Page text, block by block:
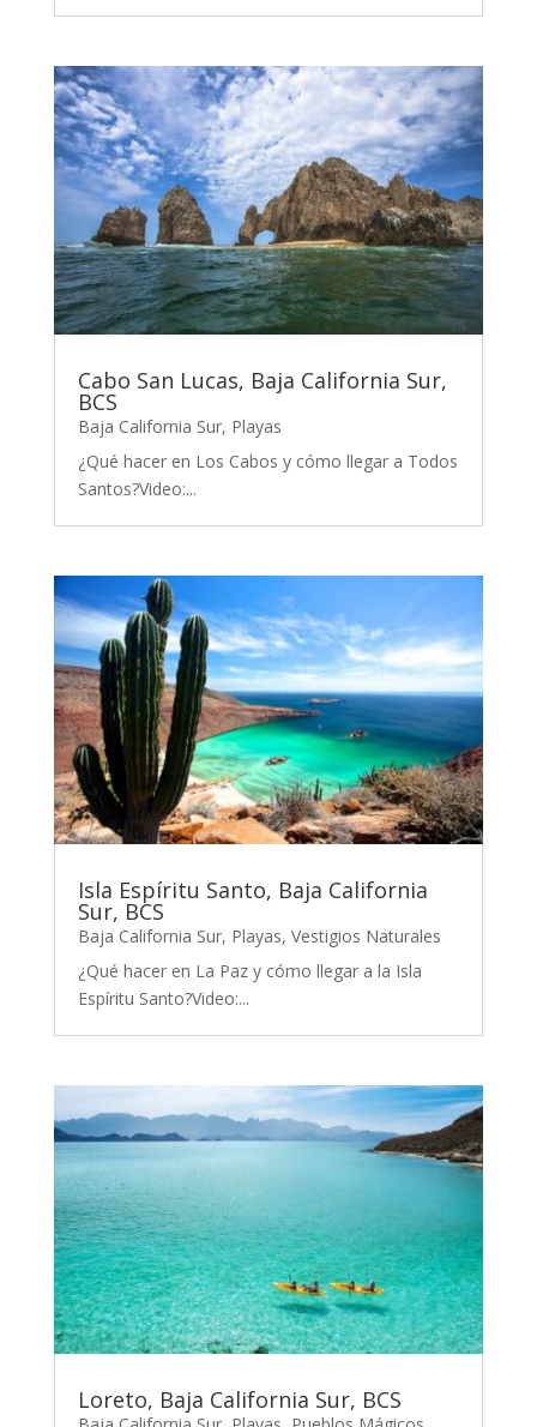
Cabo San Lucas, Baja California Sur,
BCS
Baja California Sur, Playas
¿Qué hacer en Los Cabos y cómo llegar a Todos
Santos?Video:...
Isla Espíritu Santo, Baja California
Sur, BCS
Baja California Sur, Playas, Vestigios Naturales
¿Qué hacer en La Paz y cómo llegar a la Isla
Espíritu Santo?Video:...
Loreto, Baja California Sur, BCS